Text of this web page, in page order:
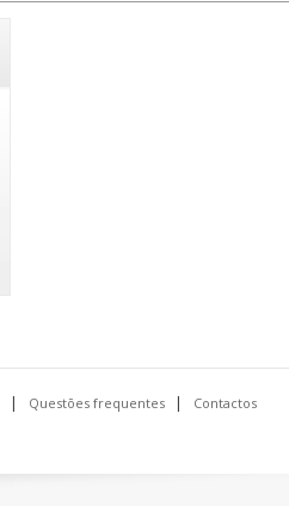
Questões frequentes Contactos